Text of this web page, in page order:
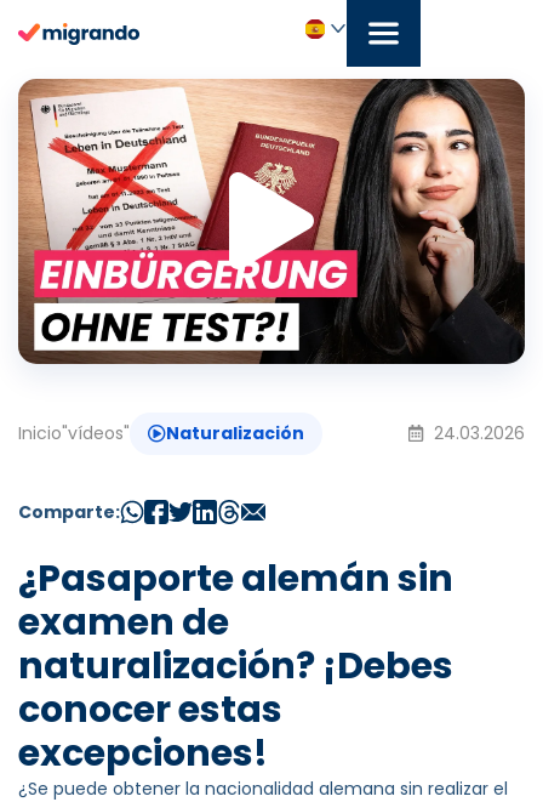
Español
Inicio"vídeos" Naturalización 24.03.2026
Comparte:
¿Pasaporte alemán sin
examen de
naturalización? ¡Debes
conocer estas
excepciones!
¿Se puede obtener la nacionalidad alemana sin realizar el